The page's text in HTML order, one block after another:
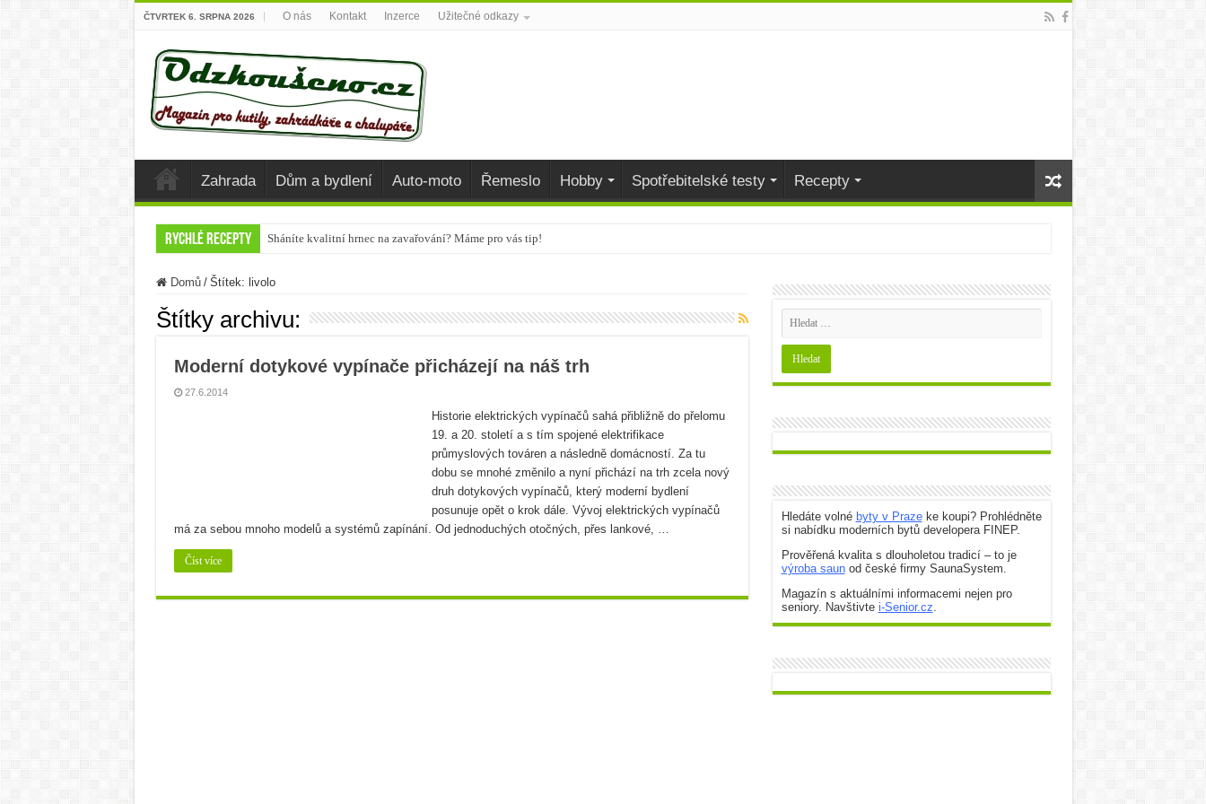
ČTVRTEK 6. SRPNA 2026 O nás Kontakt Inzerce Užitečné odkazy
Zahrada Dům a bydlení Auto-moto Řemeslo Hobby Spotřebitelské testy Recepty
Rychlé recepty Sháníte kvalitní hrnec na zavařování? Máme pro vás tip!
Nejlepší potraviny, které během podzimu dodají organismu vitamíny
Bramborová kaše na více způsobů
Víno a sýry: Najděte vínu toho nejlepšího parťáka
Domů / Štítek: livolo
Štítky archivu:
Moderní dotykové vypínače přicházejí na náš trh
27.6.2014
Historie elektrických vypínačů sahá přibližně do přelomu
19. a 20. století a s tím spojené elektrifikace
průmyslových továren a následně domácností. Za tu
dobu se mnohé změnilo a nyní přichází na trh zcela nový
druh dotykových vypínačů, který moderní bydlení
posunuje opět o krok dále. Vývoj elektrických vypínačů
má za sebou mnoho modelů a systémů zapínání. Od jednoduchých otočných, přes lankové, …
Číst více
Hledáte volné byty v Prazeke koupi? Prohlédněte
si nabídku moderních bytů developera FINEP.
Prověřená kvalita s dlouholetou tradicí – to je
výroba saunod české firmy SaunaSystem.
Magazín s aktuálními informacemi nejen pro
seniory. Navštivte i-Senior.cz.